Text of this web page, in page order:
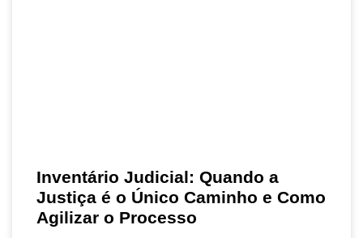
Inventário Judicial: Quando a
Justiça é o Único Caminho e Como
Agilizar o Processo